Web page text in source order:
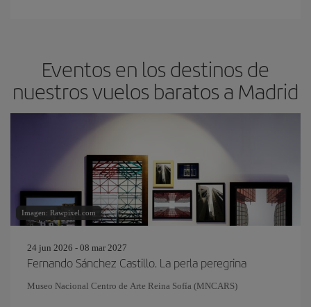
Eventos en los destinos de
nuestros vuelos baratos a Madrid
Imagen: Rawpixel.com
24 jun 2026 - 08 mar 2027
Fernando Sánchez Castillo. La perla peregrina
Museo Nacional Centro de Arte Reina Sofía (MNCARS)